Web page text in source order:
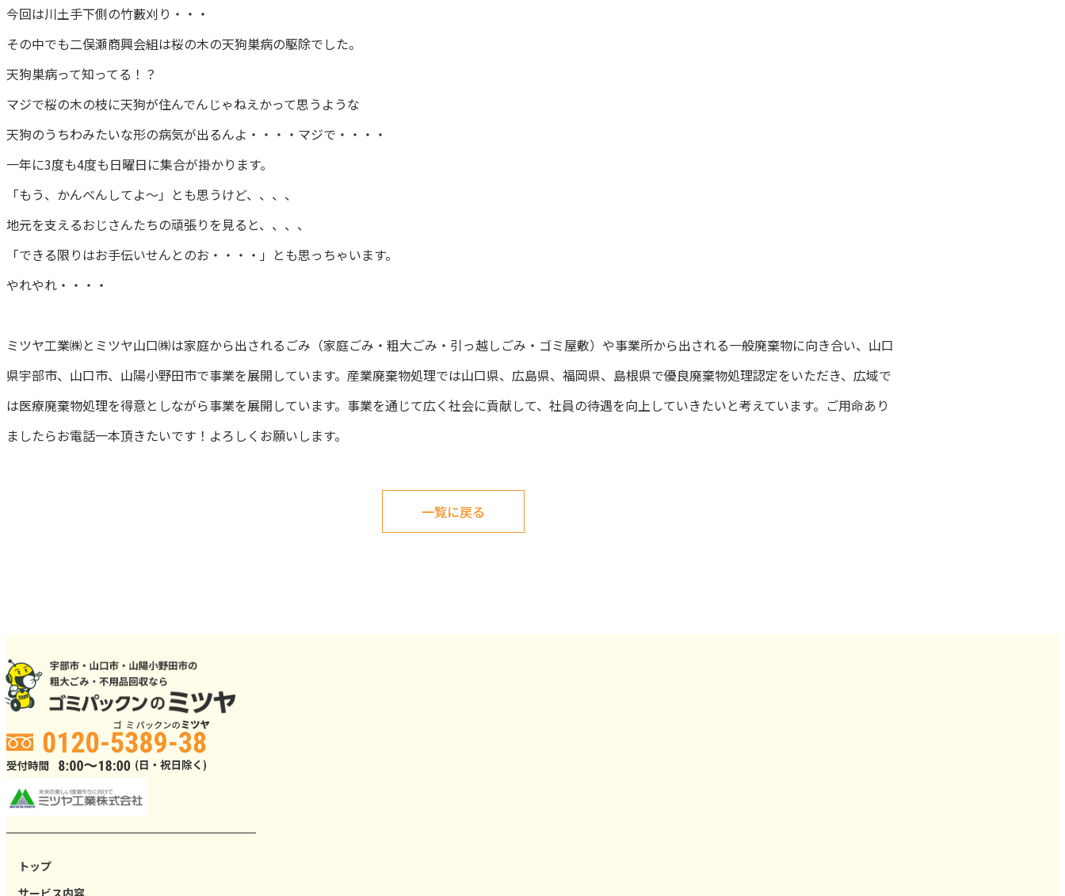
今回は川土手下側の竹藪刈り・・・
その中でも二俣瀬商興会組は桜の木の天狗巣病の駆除でした。
天狗巣病って知ってる！？
マジで桜の木の枝に天狗が住んでんじゃねえかって思うような
天狗のうちわみたいな形の病気が出るんよ・・・・マジで・・・・
一年に3度も4度も日曜日に集合が掛かります。
「もう、かんべんしてよ～」とも思うけど、、、、
地元を支えるおじさんたちの頑張りを見ると、、、、
「できる限りはお手伝いせんとのお・・・・」とも思っちゃいます。
やれやれ・・・・
ミツヤ工業㈱とミツヤ山口㈱は家庭から出されるごみ（家庭ごみ・粗大ごみ・引っ越しごみ・ゴミ屋敷）や事業所から出される一般廃棄物に向き合い、山口
県宇部市、山口市、山陽小野田市で事業を展開しています。産業廃棄物処理では山口県、広島県、福岡県、島根県で優良廃棄物処理認定をいただき、広域で
は医療廃棄物処理を得意としながら事業を展開しています。事業を通じて広く社会に貢献して、社員の待遇を向上していきたいと考えています。ご用命あり
ましたらお電話一本頂きたいです！よろしくお願いします。
一覧に戻る
トップ
サービス内容